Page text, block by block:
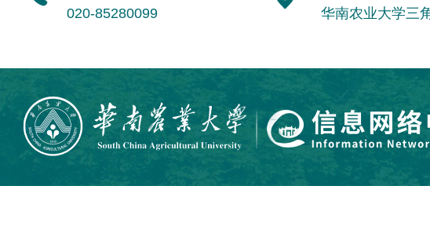
020-85280099 华南农业大学三